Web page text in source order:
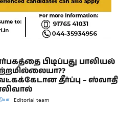
பிடிப்பது பாலியல்
தீர்ப்பு – ஸ்வாதி
Editorial team